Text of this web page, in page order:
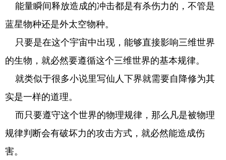
能量瞬间释放造成的冲击都是有杀伤力的，不管是
蓝星物种还是外太空物种。
只要是在这个宇宙中出现，能够直接影响三维世界
的生物，就必然要遵循这个三维世界的基本规律。
就类似于很多小说里写仙人下界就需要自降修为其
实是一样的道理。
而只要遵守这个世界的物理规律，那么凡是被物理
规律判断会有破坏力的攻击方式，就必然能造成伤
害。